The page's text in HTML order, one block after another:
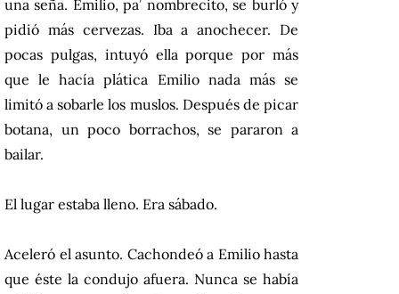
una seña. Emilio, pa’ nombrecito, se burló y
pidió más cervezas. Iba a anochecer. De
pocas pulgas, intuyó ella porque por más
que le hacía plática Emilio nada más se
limitó a sobarle los muslos. Después de picar
botana, un poco borrachos, se pararon a
bailar.
El lugar estaba lleno. Era sábado.
Aceleró el asunto. Cachondeó a Emilio hasta
que éste la condujo afuera. Nunca se había